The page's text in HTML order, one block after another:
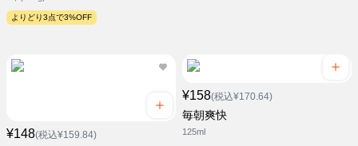
よりどり3点で3%OFF
¥148(税込¥159.84)
¥158(税込¥170.64)
毎朝爽快
125ml